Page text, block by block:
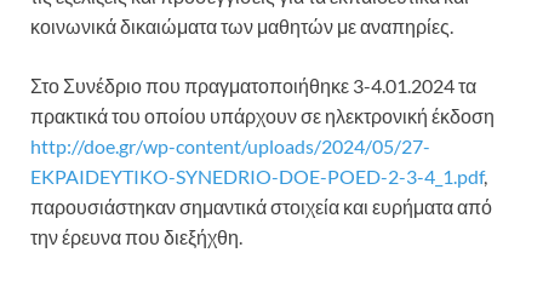
κοινωνικά δικαιώματα των μαθητών με αναπηρίες.
Στο Συνέδριο που πραγματοποιήθηκε 3-4.01.2024 τα
πρακτικά του οποίου υπάρχουν σε ηλεκτρονική έκδοση
http://doe.gr/wp-content/uploads/2024/05/27-
EKPAIDEYTIKO-SYNEDRIO-DOE-POED-2-3-4_1.pdf,
παρουσιάστηκαν σημαντικά στοιχεία και ευρήματα από
την έρευνα που διεξήχθη.